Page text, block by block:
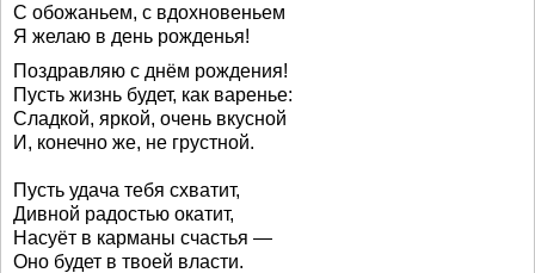
С обожаньем, с вдохновеньем
Я желаю в день рожденья!
Поздравляю с днём рождения!
Пусть жизнь будет, как варенье:
Сладкой, яркой, очень вкусной
И, конечно же, не грустной.
Пусть удача тебя схватит,
Дивной радостью окатит,
Насуёт в карманы счастья —
Оно будет в твоей власти.